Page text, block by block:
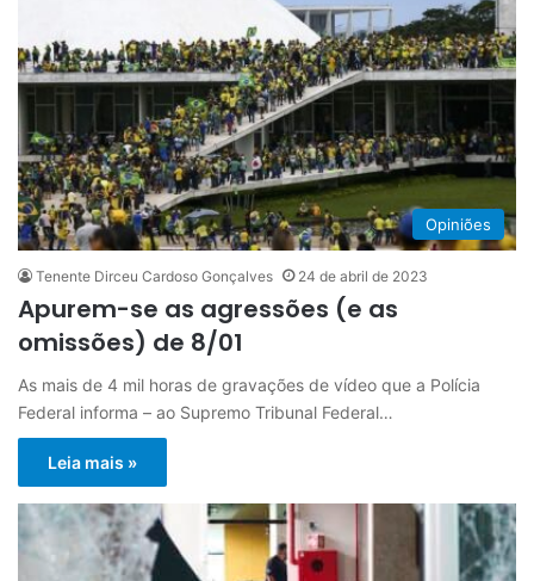
Opiniões
Tenente Dirceu Cardoso Gonçalves 24 de abril de 2023
Apurem-se as agressões (e as
omissões) de 8/01
As mais de 4 mil horas de gravações de vídeo que a Polícia
Federal informa – ao Supremo Tribunal Federal…
Leia mais »